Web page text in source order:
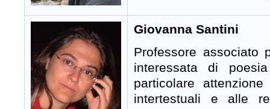
Giovanna Santini
Professore associato
interessata di
particolare
intertestuali e alle